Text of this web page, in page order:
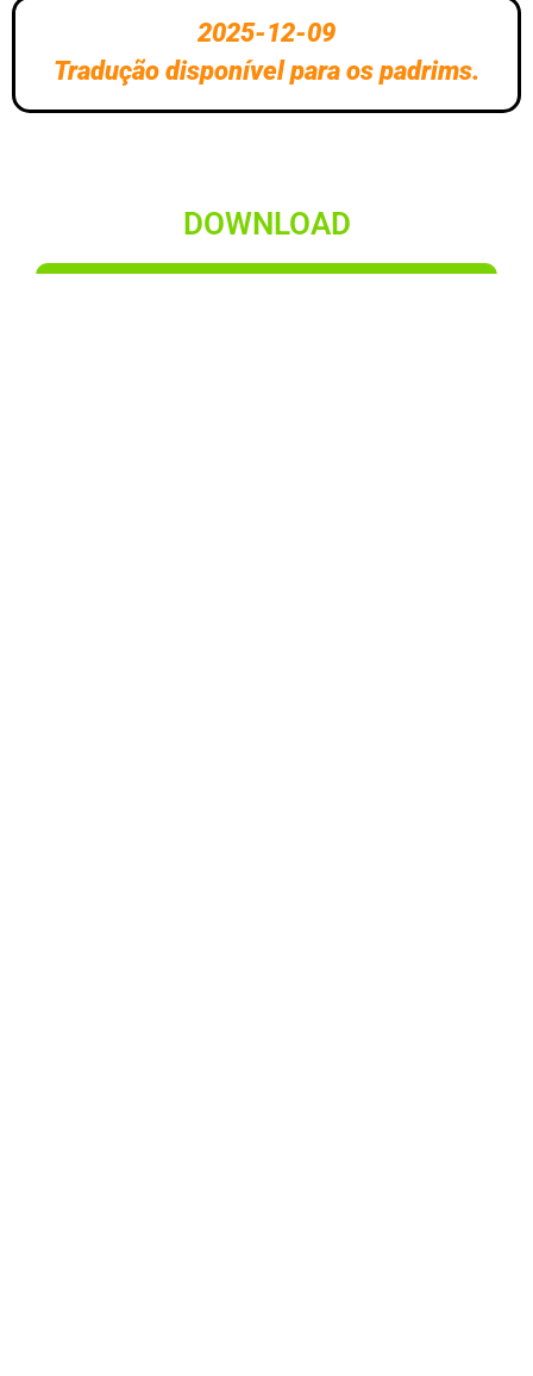
2025-12-09
Tradução disponível para os padrims.
DOWNLOAD